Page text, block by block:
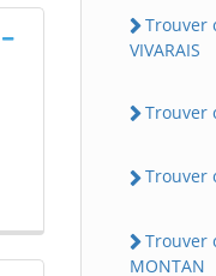
Trouver
VIVARAIS
Trouver
Trouver
Trouver
MONTAN